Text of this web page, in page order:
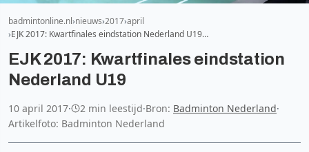
badmintonline.nl nieuws 2017 april
EJK 2017: Kwartfinales eindstation Nederland U19…
EJK 2017: Kwartfinales eindstation
Nederland U19
10 april 2017· 2 min leestijd·Bron: Badminton Nederland·
Artikelfoto: Badminton Nederland